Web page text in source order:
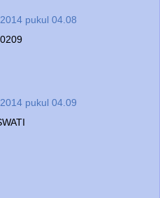
pukul 04.08
pukul 04.09